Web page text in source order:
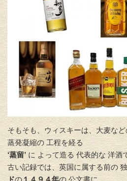
そもそも、ウィスキーは、大麦など
蒸発凝縮の 工程を経る
‘蒸留’ に よって造る 代表的な 洋酒
古い記録では、英国に属する前の
ドの １４９４年の 公文書に